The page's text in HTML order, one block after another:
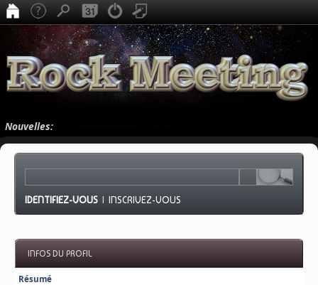
Nouvelles:
IDENTIFIEZ-VOUS |INSCRIVEZ-VOUS
INFOS DU PROFIL
Résumé